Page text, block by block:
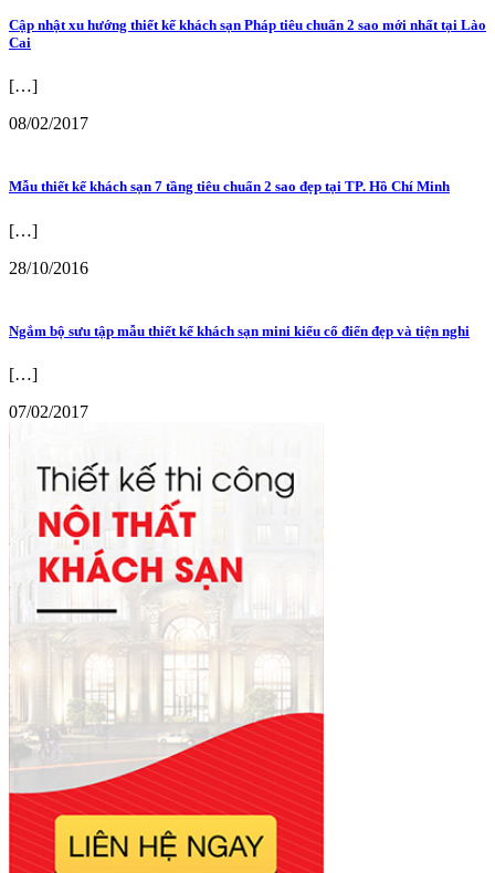
Cập nhật xu hướng thiết kế khách sạn Pháp tiêu chuẩn 2 sao mới nhất tại Lào
Cai
[…]
08/02/2017
Mẫu thiết kế khách sạn 7 tầng tiêu chuẩn 2 sao đẹp tại TP. Hồ Chí Minh
[…]
28/10/2016
Ngắm bộ sưu tập mẫu thiết kế khách sạn mini kiểu cổ điển đẹp và tiện nghi
[…]
07/02/2017